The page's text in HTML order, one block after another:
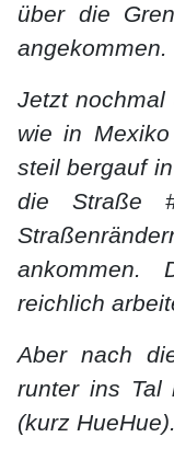
über die
angekommen.
Jetzt
wie in
steil bergauf
die Straße
ankommen.
reichlich
Aber nach
runter ins Tal
(kurz HueHue).